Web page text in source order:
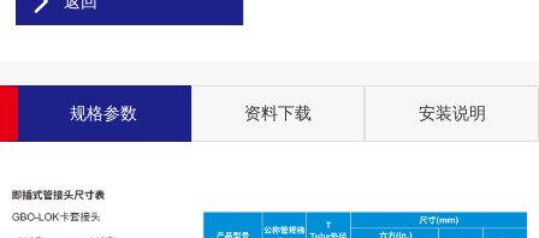
规格参数 资料下载 安装说明